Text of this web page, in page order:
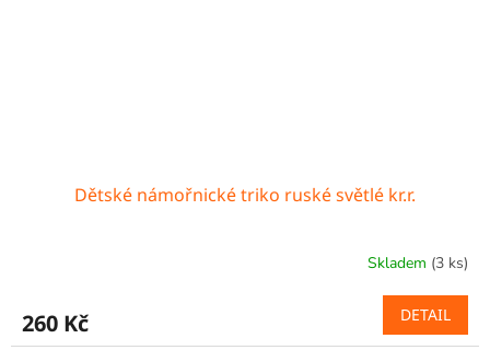
Dětské námořnické triko ruské světlé kr.r.
Skladem (3 ks)
260 Kč DETAIL